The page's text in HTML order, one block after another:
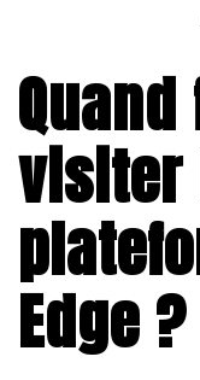
visiter
Edge ?